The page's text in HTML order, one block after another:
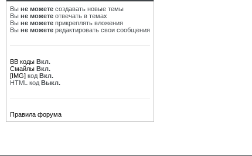
Вы не можете создавать новые темы
Вы не можете отвечать в темах
Вы не можете прикреплять вложения
Вы не можете редактировать свои сообщения
BB коды Вкл.
Смайлы Вкл.
[IMG] код Вкл.
HTML код Выкл.
Правила форума